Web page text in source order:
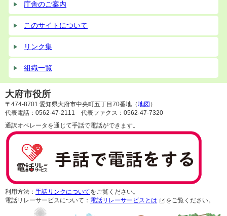
庁舎のご案内
このサイトについて
リンク集
組織一覧
大府市役所
〒474-8701 愛知県大府市中央町五丁目70番地（地図 ）
代表電話：0562-47-2111 代表ファクス：0562-47-7320
通訳オペレータを通じて手話で電話ができます。
利用方法： 手話リンクについてをご覧ください。
電話リレーサービスについて： 電話リレーサービスとは をご覧ください。